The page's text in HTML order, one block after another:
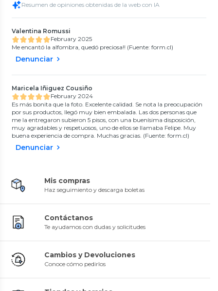
Resumen de opiniones obtenidas de la web con IA
Valentina Romussi
February 2025
Me encantó la alfombra, quedó preciosa!! (Fuente: form.cl)
Denunciar
Maricela Iñiguez Cousiño
February 2024
Es más bonita que la foto. Excelente calidad. Se nota la preocupación
por sus productos, llegó muy bien embalada. Las dos personas que
me la entregaron subieron 5 pisos, con una buenísima disposición,
muy agradables y respetuosos, uno de ellos se llamaba Felipe. Muy
buena experiencia de compra. Muchas gracias. (Fuente: form.cl)
Denunciar
Mis compras
Haz seguimiento y descarga boletas
Contáctanos
Te ayudamos con dudas y solicitudes
Cambios y Devoluciones
Conoce cómo pedirlos